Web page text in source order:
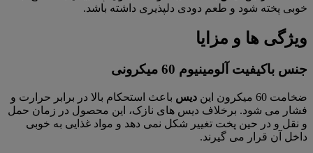
خوبی پخته شود و طعم دودی دلپذیری داشته باشد.
ویژگی ها و مزایا
جنس باکیفیت آلومینیوم 60 میکرونی
ضخامت 60 میکرون این دیس باعث استحکام بالا در برابر حرارت و
فشار می شود. برخلاف دیس های نازک، این محصول در زمان حمل
و نقل و در حین پخت تغییر شکل نمی دهد و مواد غذایی به خوبی
داخل آن قرار می گیرند.